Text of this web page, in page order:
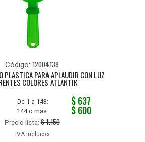
Código: 12004138
PLASTICA PARA APLAUDIR CON LUZ
COLORES ATLANTIK
De 1 a 143: $ 637
144 o más: $ 600
Precio lista:$ 1.150
IVA Incluido